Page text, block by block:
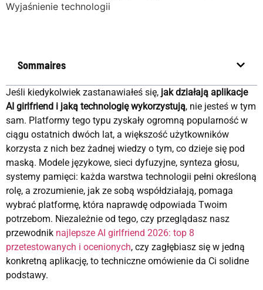
Wyjaśnienie technologii
Jeśli kiedykolwiek zastanawiałeś się, jak działają aplikacje
AI girlfriend i jaką technologię wykorzystują, nie jesteś w tym
sam. Platformy tego typu zyskały ogromną popularność w
ciągu ostatnich dwóch lat, a większość użytkowników
korzysta z nich bez żadnej wiedzy o tym, co dzieje się pod
maską. Modele językowe, sieci dyfuzyjne, synteza głosu,
systemy pamięci: każda warstwa technologii pełni określoną
rolę, a zrozumienie, jak ze sobą współdziałają, pomaga
wybrać platformę, która naprawdę odpowiada Twoim
potrzebom. Niezależnie od tego, czy przeglądasz nasz
przewodnik najlepsze AI girlfriend 2026: top 8
przetestowanych i ocenionych, czy zagłębiasz się w jedną
konkretną aplikację, to techniczne omówienie da Ci solidne
podstawy.
Sommaires